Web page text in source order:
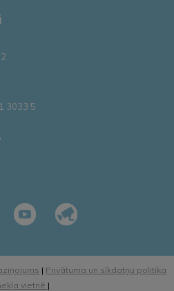
3033 5
| Privātuma un sīkdatņu politika
vietnē |